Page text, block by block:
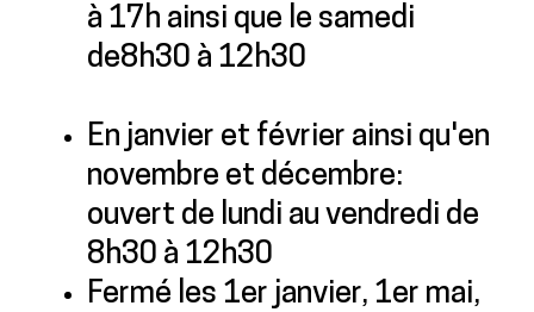
à 17h ainsi que le samedi
de8h30 à 12h30
En janvier et février ainsi qu'en
novembre et décembre:
ouvert de lundi au vendredi de
8h30 à 12h30
Fermé les 1er janvier, 1er mai,